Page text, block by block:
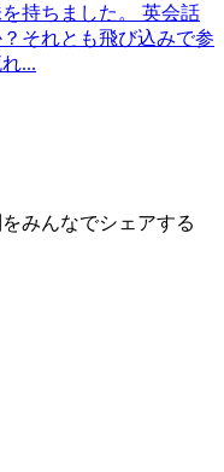
持ちました。 英会話
それとも飛び込みで参
...
みんなでシェアする